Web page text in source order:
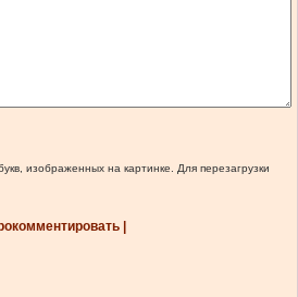
изображенных на картинке. Для перезагрузки
|